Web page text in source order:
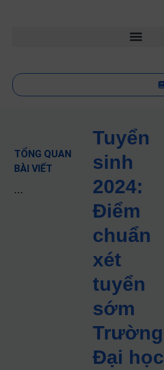
TỔNG QUAN
BÀI VIẾT
...
Tuyển
sinh
2024:
Điểm
chuẩn
xét
tuyển
sớm
Trường
Đại học